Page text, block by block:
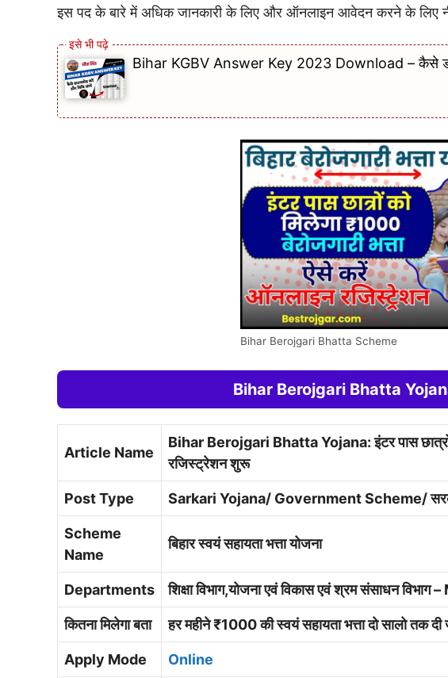
इस पद के बारे में अधिक जानकारी के लिए और ऑनलाइन आवेदन करने के लिए
Bihar KGBV Answer Key 2023 Download – कैसे
Bihar Berojgari Bhatta Scheme
Bihar Berojgari Bhatta
Article Name
Bihar Berojgari Bhatta Yojana: इंटर पास छात्रों
रजिस्ट्रेशन शुरू
Post Type Sarkari Yojana/ Government Scheme/
Scheme
Name
बिहार स्वयं सहायता भत्ता योजना
Departments शिक्षा विभाग,योजना एवं विकास एवं श्रम संसाधन विभाग
कितना मिलेगा बता हर महीने ₹1000 की स्वयं सहायता भत्ता दो सालो तक दी
Apply Mode Online